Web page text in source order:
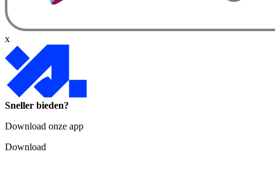
x
Sneller bieden?
Download onze app
Download